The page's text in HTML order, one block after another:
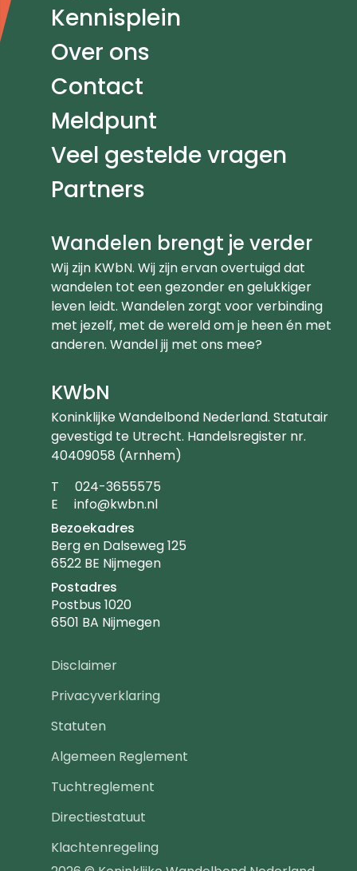
Kennisplein
Over ons
Contact
Meldpunt
Veel gestelde vragen
Partners
Wandelen brengt je verder
Wij zijn KWbN. Wij zijn ervan overtuigd dat
wandelen tot een gezonder en gelukkiger
leven leidt. Wandelen zorgt voor verbinding
met jezelf, met de wereld om je heen én met
anderen. Wandel jij met ons mee?
KWbN
Koninklijke Wandelbond Nederland. Statutair
gevestigd te Utrecht. Handelsregister nr.
40409058 (Arnhem)
T Telefoonnummer
024-3655575
E Emailadres
info@kwbn.nl
Bezoekadres
Berg en Dalseweg 125
6522 BE Nijmegen
Postadres
Postbus 1020
6501 BA Nijmegen
Footer
navigatie
Disclaimer
Privacyverklaring
Statuten
Algemeen Reglement
Tuchtreglement
Directiestatuut
Klachtenregeling